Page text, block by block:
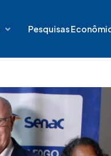
Pesquisas